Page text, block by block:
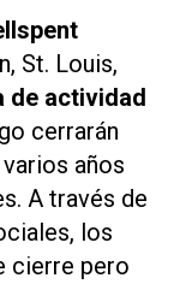
St. Louis,
de actividad
cerrarán
años
A través de
los
cierre pero